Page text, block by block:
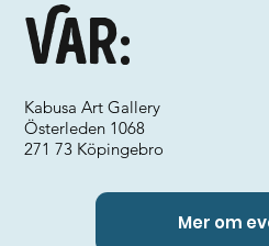
Var:
Kabusa Art Gallery
Österleden 1068
271 73 Köpingebro
Mer om